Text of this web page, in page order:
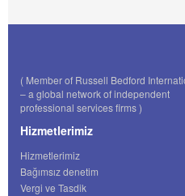
( Member of Russell Bedford
– a global network of independent
professional services firms )
Hizmetlerimiz
Hizmetlerimiz
Bağımsız denetim
Vergi ve Tasdik